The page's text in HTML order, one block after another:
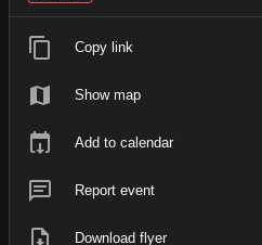
Copy link
Show map
Add to calendar
Report event
Download flyer